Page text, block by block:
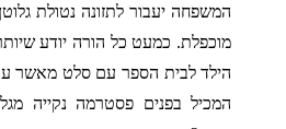
המשפחה יעבור לתזונה נטולת
מוכפלת. כמעט כל הורה יודע
הילד לבית הספר עם סלט מאשר עם
המכיל בפנים פסטרמה נקייה